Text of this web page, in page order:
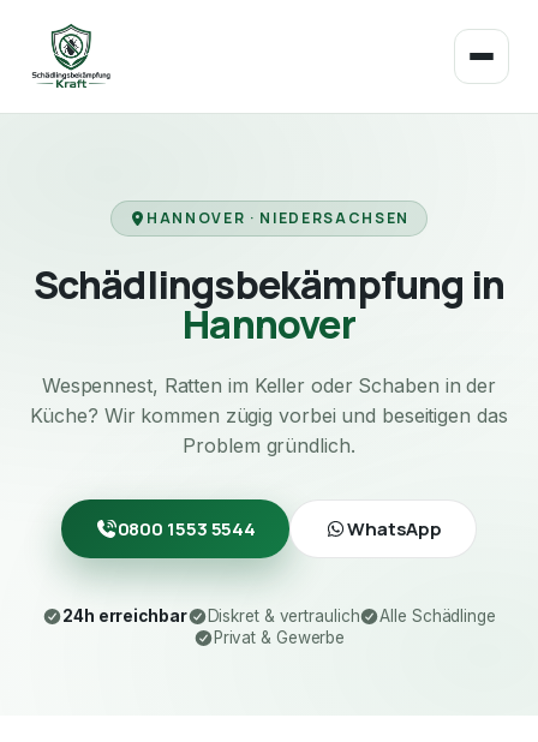
HANNOVER · NIEDERSACHSEN
Schädlingsbekämpfung in
Hannover
Wespennest, Ratten im Keller oder Schaben in der
Küche? Wir kommen zügig vorbei und beseitigen das
Problem gründlich.
0800 1553 5544 WhatsApp
24h erreichbar Diskret & vertraulich
Alle Schädlinge
Privat & Gewerbe